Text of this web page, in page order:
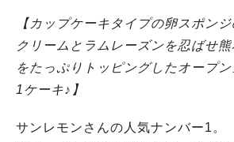
【カップケーキタイプの卵スポン
クリームとラムレーズンを忍ばせ
をたっぷりトッピングしたオープ
1ケーキ♪】
サンレモンさんの人気ナンバー1。